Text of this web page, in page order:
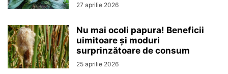
27 aprilie 2026
Nu mai ocoli papura! Beneficii
uimitoare și moduri
surprinzătoare de consum
25 aprilie 2026